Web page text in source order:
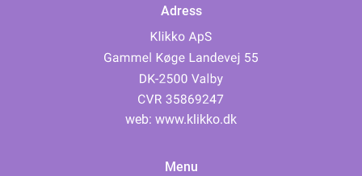
Adress
web: www.klikko.dk
Menu